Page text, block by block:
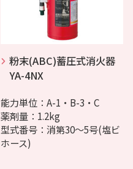
粉末(ABC)蓄圧式消火器
YA-4NX
能力単位：A-1・B-3・C
薬剤量：1.2kg
型式番号：消第30～5号(塩ビ
ホース)